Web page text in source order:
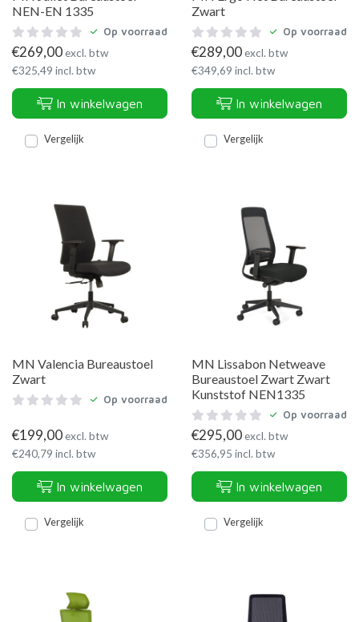
NEN-EN 1335
Op voorraad
€269,00excl. btw
€325,49 incl. btw
In winkelwagen
Vergelijk
Zwart
Op voorraad
€289,00excl. btw
€349,69 incl. btw
In winkelwagen
Vergelijk
MN Valencia Bureaustoel
Zwart
Op voorraad
€199,00excl. btw
€240,79 incl. btw
In winkelwagen
Vergelijk
MN Lissabon Netweave
Bureaustoel Zwart Zwart
Kunststof NEN1335
Op voorraad
€295,00excl. btw
€356,95 incl. btw
In winkelwagen
Vergelijk